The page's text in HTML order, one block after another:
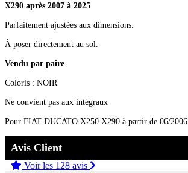
X290 après 2007 à 2025
Parfaitement ajustées aux dimensions.
À poser directement au sol.
Vendu par paire
Coloris : NOIR
Ne convient pas aux intégraux
Pour FIAT DUCATO X250 X290 à partir de 06/2006
Avis Client
Voir les 128 avis